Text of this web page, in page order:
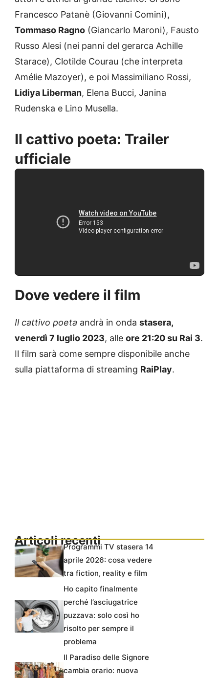
Francesco Patanè (Giovanni Comini),
Tommaso Ragno (Giancarlo Maroni), Fausto
Russo Alesi (nei panni del gerarca Achille
Starace), Clotilde Courau (che interpreta
Amélie Mazoyer), e poi Massimiliano Rossi,
Lidiya Liberman, Elena Bucci, Janina
Rudenska e Lino Musella.
Il cattivo poeta: Trailer
ufficiale
Dove vedere il film
Il cattivo poeta andrà in onda stasera,
venerdì 7 luglio 2023, alle ore 21:20 su Rai 3.
Il film sarà come sempre disponibile anche
sulla piattaforma di streaming RaiPlay.
Articoli recentiProgrammi TV stasera 14
aprile 2026: cosa vedere
tra fiction, reality e film
Ho capito finalmente
perché l’asciugatrice
puzzava: solo così ho
risolto per sempre il
problema
Il Paradiso delle Signore
cambia orario: nuova